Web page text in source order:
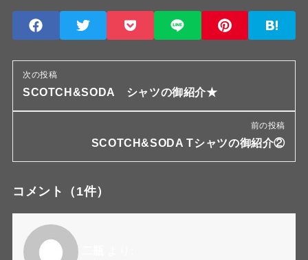
次の投稿
SCOTCH&SODA シャツの御紹介★
前の投稿
SCOTCH&SODA Tシャツの御紹介②
コメント （1件）